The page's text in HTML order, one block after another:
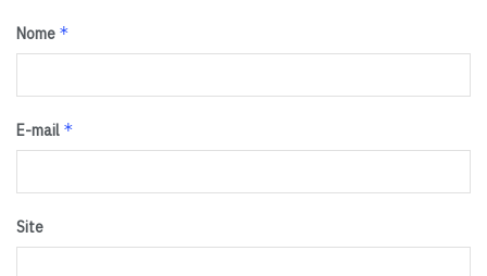
Nome *
E-mail *
Site